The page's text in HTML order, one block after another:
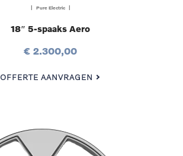
| Pure Electric |
18″ 5-spaaks Aero
€ 2.300,00
OFFERTE AANVRAGEN